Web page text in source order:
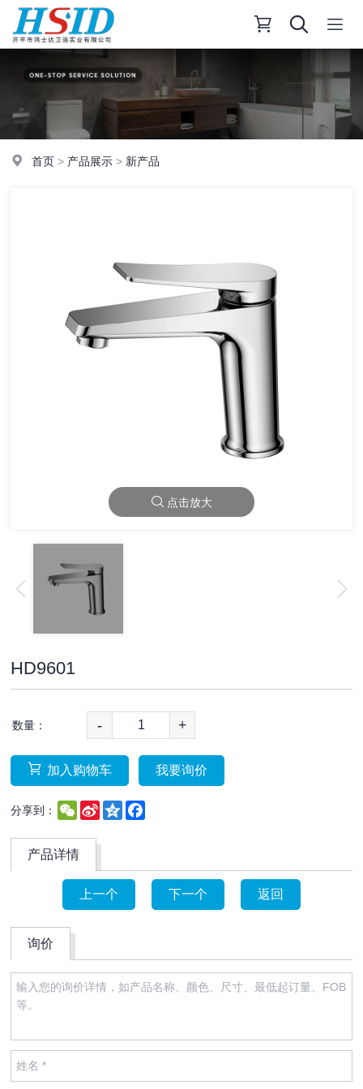
首页 > 产品展示 > 新产品
点击放大
HD9601
数量： - +
加入购物车 我要询价
分享到： WeChat
Sina
Weibo
Qzone
产品详情
上一个 下一个 返回
询价